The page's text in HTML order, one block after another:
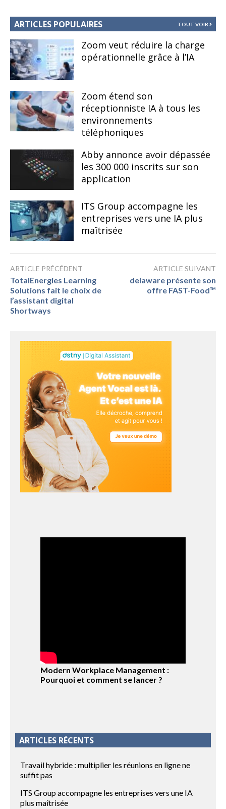
ARTICLES POPULAIRES TOUT VOIR
Zoom veut réduire la charge
opérationnelle grâce à l’IA
Zoom étend son
réceptionniste IA à tous les
environnements
téléphoniques
Abby annonce avoir dépassée
les 300 000 inscrits sur son
application
ITS Group accompagne les
entreprises vers une IA plus
maîtrisée
ARTICLE PRÉCÉDENT
TotalEnergies Learning
Solutions fait le choix de
l’assistant digital
Shortways
ARTICLE SUIVANT
delaware présente son
offre FAST-Food™
Modern Workplace Management :
Pourquoi et comment se lancer ?
ARTICLES RÉCENTS
Travail hybride : multiplier les réunions en ligne ne
suffit pas
ITS Group accompagne les entreprises vers une IA
plus maîtrisée